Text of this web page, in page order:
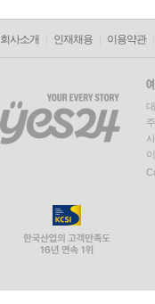
회사소개 인재채용 이용약관